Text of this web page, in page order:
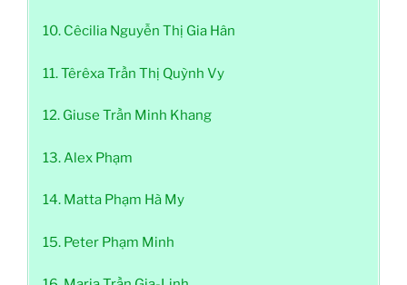
10. Cêcilia Nguyễn Thị Gia Hân
11. Têrêxa Trần Thị Quỳnh Vy
12. Giuse Trần Minh Khang
13. Alex Phạm
14. Matta Phạm Hà My
15. Peter Phạm Minh